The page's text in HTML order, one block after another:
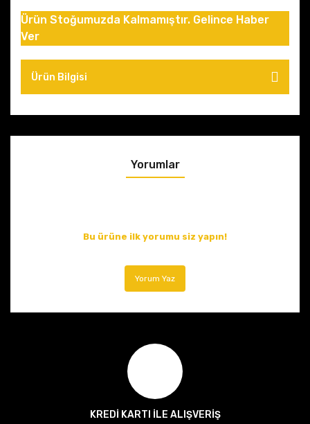
Ürün Stoğumuzda Kalmamıştır. Gelince Haber
Ver
Ürün Bilgisi
Yorumlar
Bu ürüne ilk yorumu siz yapın!
Yorum Yaz
KREDİ KARTI İLE ALIŞVERİŞ